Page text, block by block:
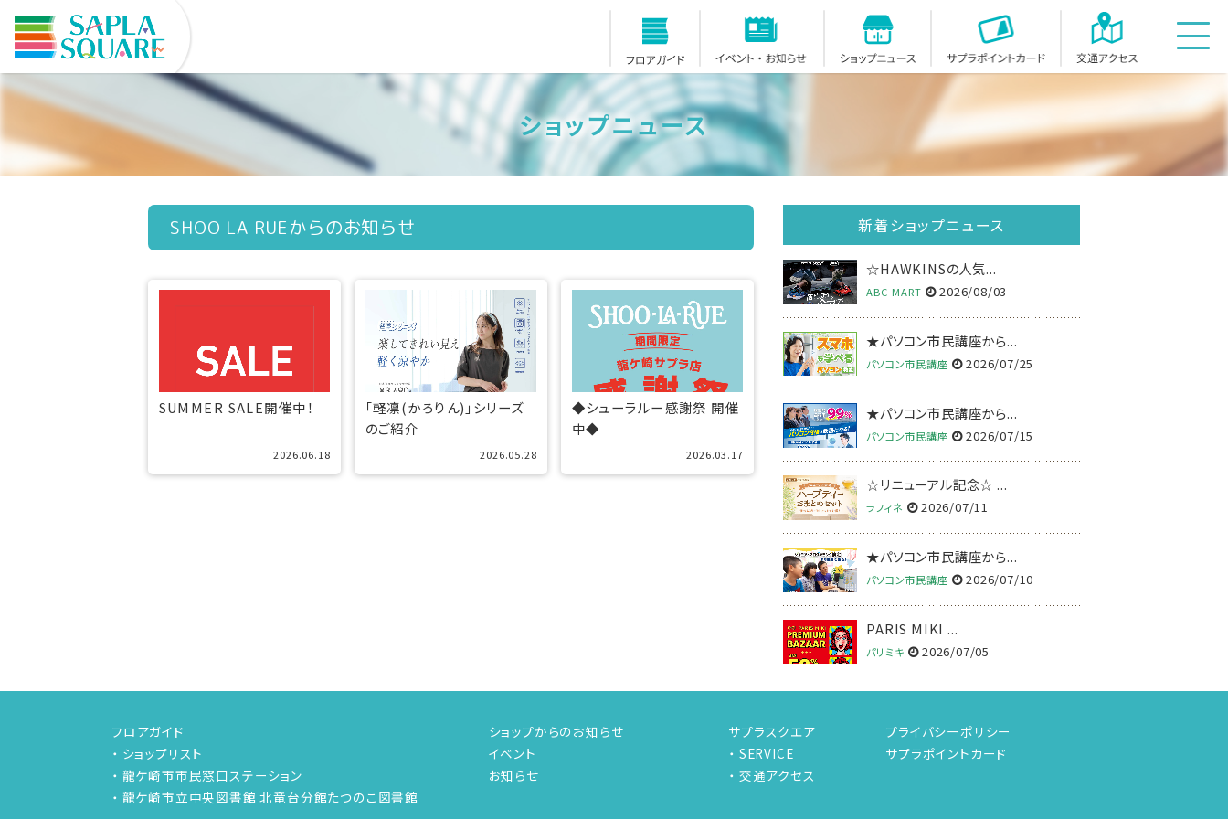
フロアガイド イベント・お知らせ ショップニュース サプラスクエアポイントカ
アクセス
ショップニュース
SHOO LA RUEからのお知らせ
SUMMER SALE開催中！
2026.06.18
「軽凛(かろりん)」シリーズ
のご紹介
2026.05.28
◆シューラルー感謝祭 開催
中◆
2026.03.17
新着ショップニュース
☆HAWKINSの人気...
ABC-MART 2026/08/03
★パソコン市民講座から...
パソコン市民講座 2026/07/25
★パソコン市民講座から...
パソコン市民講座 2026/07/15
☆リニューアル記念☆ ...
ラフィネ 2026/07/11
★パソコン市民講座から...
パソコン市民講座 2026/07/10
PARIS MIKI ...
パリミキ 2026/07/05
フロアガイド
ショップリスト
龍ケ崎市市民窓口ステーション
龍ケ崎市立中央図書館 北竜台分館たつのこ図書館
ショップからのお知らせ
イベント
お知らせ
サプラスクエア
SERVICE
交通アクセス
プライバシーポリシー
サプラポイントカード